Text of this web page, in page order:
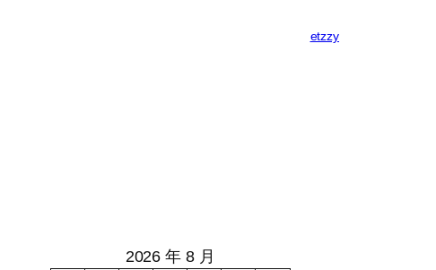
etzzy
2026 年 8 月